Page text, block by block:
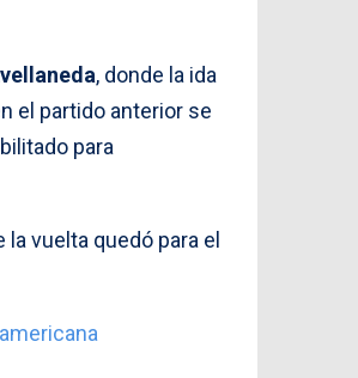
, donde la ida
el partido anterior se
para
la vuelta quedó para el